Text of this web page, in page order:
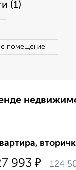
(1)
помещение
993 ₽ 124